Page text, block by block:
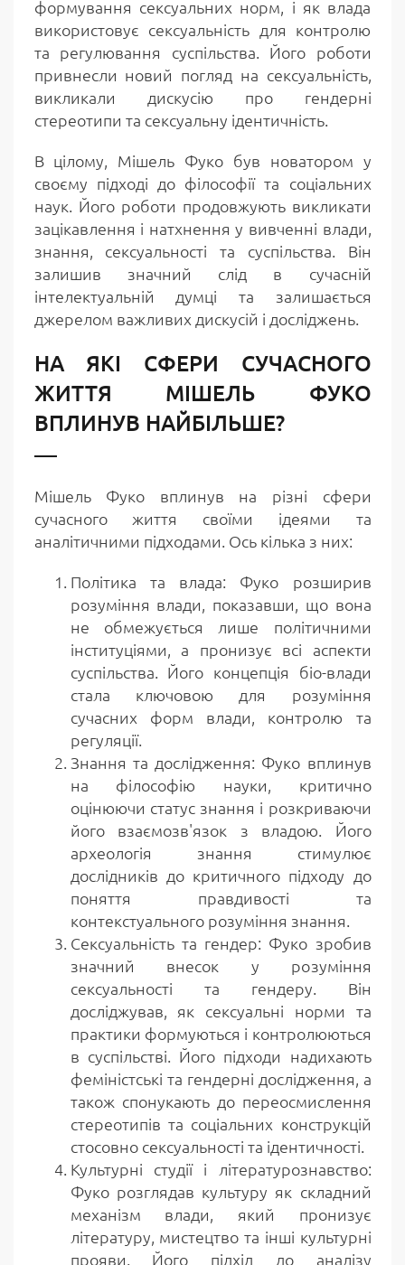
формування сексуальних норм, і як влада
використовує сексуальність для контролю
та регулювання суспільства. Його роботи
привнесли новий погляд на сексуальність,
викликали дискусію про гендерні
стереотипи та сексуальну ідентичність.
В цілому, Мішель Фуко був новатором у
своєму підході до філософії та соціальних
наук. Його роботи продовжують викликати
зацікавлення і натхнення у вивченні влади,
знання, сексуальності та суспільства. Він
залишив значний слід в сучасній
інтелектуальній думці та залишається
джерелом важливих дискусій і досліджень.
НА ЯКІ СФЕРИ СУЧАСНОГО
ЖИТТЯ МІШЕЛЬ ФУКО
ВПЛИНУВ НАЙБІЛЬШЕ?
Мішель Фуко вплинув на різні сфери
сучасного життя своїми ідеями та
аналітичними підходами. Ось кілька з них:
Політика та влада: Фуко розширив
розуміння влади, показавши, що вона
не обмежується лише політичними
інституціями, а пронизує всі аспекти
суспільства. Його концепція біо-влади
стала ключовою для розуміння
сучасних форм влади, контролю та
регуляції.
Знання та дослідження: Фуко вплинув
на філософію науки, критично
оцінюючи статус знання і розкриваючи
його взаємозв'язок з владою. Його
археологія знання стимулює
дослідників до критичного підходу до
поняття правдивості та
контекстуального розуміння знання.
Сексуальність та гендер: Фуко зробив
значний внесок у розуміння
сексуальності та гендеру. Він
досліджував, як сексуальні норми та
практики формуються і контролюються
в суспільстві. Його підходи надихають
феміністські та гендерні дослідження, а
також спонукають до переосмислення
стереотипів та соціальних конструкцій
стосовно сексуальності та ідентичності.
Культурні студії і літературознавство:
Фуко розглядав культуру як складний
механізм влади, який пронизує
літературу, мистецтво та інші культурні
прояви. Його підхід до аналізу